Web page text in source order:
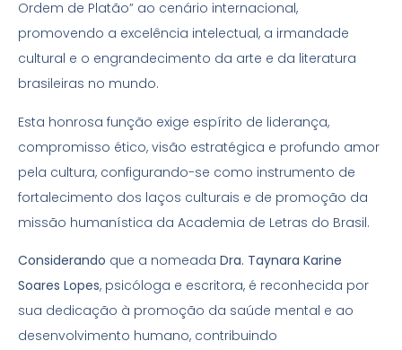
Ordem de Platão” ao cenário internacional,
promovendo a excelência intelectual, a irmandade
cultural e o engrandecimento da arte e da literatura
brasileiras no mundo.
Esta honrosa função exige espírito de liderança,
compromisso ético, visão estratégica e profundo amor
pela cultura, configurando-se como instrumento de
fortalecimento dos laços culturais e de promoção da
missão humanística da Academia de Letras do Brasil.
Considerando que a nomeada Dra. Taynara Karine
Soares Lopes, psicóloga e escritora, é reconhecida por
sua dedicação à promoção da saúde mental e ao
desenvolvimento humano, contribuindo